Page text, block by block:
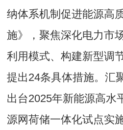
纳体系机制促进能源高
施》，聚焦深化电力市
利用模式、构建新型调
提出24条具体措施。汇
出台2025年新能源高水
源网荷储一体化试点实